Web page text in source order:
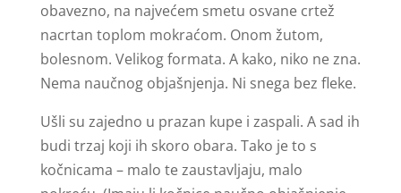
obavezno, na najvećem smetu osvane crtež
nacrtan toplom mokraćom. Onom žutom,
bolesnom. Velikog formata. A kako, niko ne zna.
Nema naučnog objašnjenja. Ni snega bez fleke.
Ušli su zajedno u prazan kupe i zaspali. A sad ih
budi trzaj koji ih skoro obara. Tako je to s
kočnicama – malo te zaustavljaju, malo